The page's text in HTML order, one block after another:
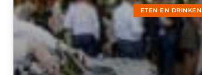
ETEN EN DRINKEN